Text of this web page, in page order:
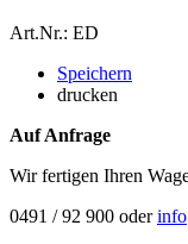
Art.Nr.: ED
Speichern
drucken
Auf Anfrage
Wir fertigen Ihren
0491 / 92 900 oder